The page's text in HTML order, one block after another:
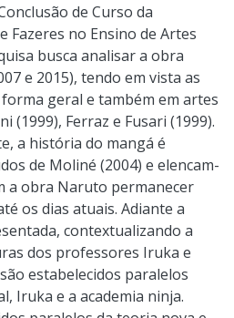
de Curso da
Fazeres no Ensino de Artes
busca analisar a obra
e 2015), tendo em vista as
geral e também em artes
(1999), Ferraz e Fusari (1999).
a história do mangá é
de Moliné (2004) e elencam-
a obra Naruto permanecer
os dias atuais. Adiante a
contextualizando a
dos professores Iruka e
estabelecidos paralelos
Iruka e a academia ninja.